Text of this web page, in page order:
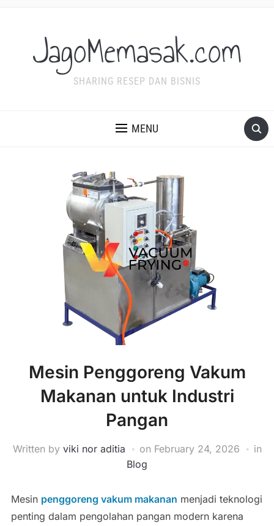
JagoMemasak.com
SHARING RESEP DAN BISNIS
MENU
Mesin Penggoreng Vakum
Makanan untuk Industri
Pangan
Written by viki nor aditia on February 24, 2026
in
Blog
Mesin penggoreng vakum makanan menjadi teknologi
penting dalam pengolahan pangan modern karena